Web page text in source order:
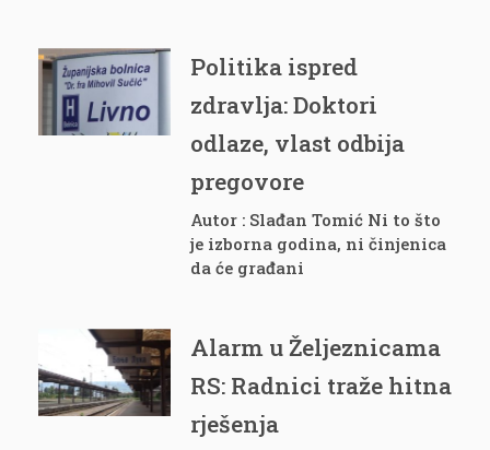
Politika ispred
zdravlja: Doktori
odlaze, vlast odbija
pregovore
Autor : Slađan Tomić Ni to što
je izborna godina, ni činjenica
da će građani
Alarm u Željeznicama
RS: Radnici traže hitna
rješenja